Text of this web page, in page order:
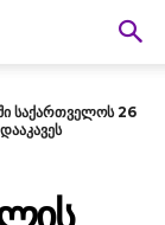
საქართველოს 26